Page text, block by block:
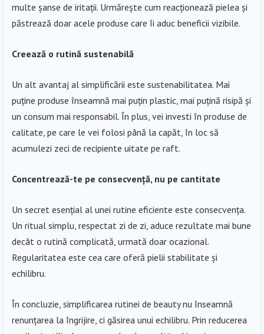
multe șanse de iritații. Urmărește cum reacționează pielea și
păstrează doar acele produse care îi aduc beneficii vizibile.
Creează o rutină sustenabilă
Un alt avantaj al simplificării este sustenabilitatea. Mai
puține produse înseamnă mai puțin plastic, mai puțină risipă și
un consum mai responsabil. În plus, vei investi în produse de
calitate, pe care le vei folosi până la capăt, în loc să
acumulezi zeci de recipiente uitate pe raft.
Concentrează-te pe consecvență, nu pe cantitate
Un secret esențial al unei rutine eficiente este consecvența.
Un ritual simplu, respectat zi de zi, aduce rezultate mai bune
decât o rutină complicată, urmată doar ocazional.
Regularitatea este cea care oferă pielii stabilitate și
echilibru.
În concluzie, simplificarea rutinei de beauty nu înseamnă
renunțarea la îngrijire, ci găsirea unui echilibru. Prin reducerea